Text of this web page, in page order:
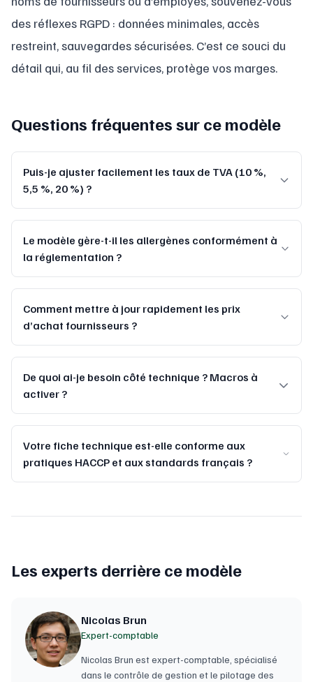
des réflexes RGPD : données minimales, accès
restreint, sauvegardes sécurisées. C’est ce souci du
détail qui, au fil des services, protège vos marges.
Questions fréquentes sur ce modèle
Puis-je ajuster facilement les taux de TVA (10 %,
5,5 %, 20 %) ?
Le modèle gère-t-il les allergènes conformément à
la réglementation ?
Comment mettre à jour rapidement les prix
d’achat fournisseurs ?
De quoi ai-je besoin côté technique ? Macros à
activer ?
Votre fiche technique est-elle conforme aux
pratiques HACCP et aux standards français ?
Les experts derrière ce modèle
Nicolas Brun
Expert-comptable
Nicolas Brun est expert-comptable, spécialisé
dans le contrôle de gestion et le pilotage des